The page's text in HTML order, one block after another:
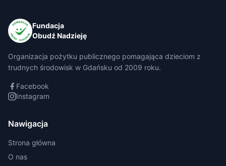
Fundacja
Obudź Nadzieję
Organizacja pożytku publicznego pomagająca dzieciom z
trudnych środowisk w Gdańsku od 2009 roku.
Facebook
Instagram
Nawigacja
Strona główna
O nas